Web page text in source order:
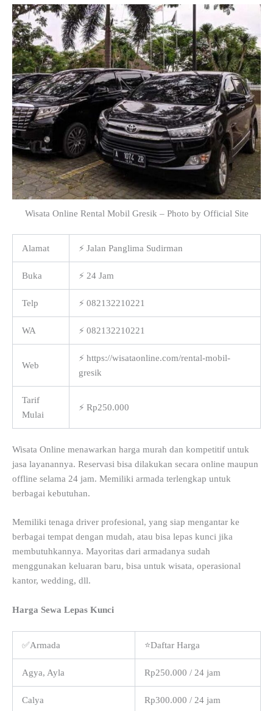
Wisata Online Rental Mobil Gresik – Photo by Official Site
Alamat ⚡ Jalan Panglima Sudirman
Buka ⚡ 24 Jam
Telp ⚡ 082132210221
WA ⚡ 082132210221
Web
⚡ https://wisataonline.com/rental-mobil-
gresik
Tarif
Mulai
⚡ Rp250.000
Wisata Online menawarkan harga murah dan kompetitif untuk
jasa layanannya. Reservasi bisa dilakukan secara online maupun
offline selama 24 jam. Memiliki armada terlengkap untuk
berbagai kebutuhan.
Memiliki tenaga driver profesional, yang siap mengantar ke
berbagai tempat dengan mudah, atau bisa lepas kunci jika
membutuhkannya. Mayoritas dari armadanya sudah
menggunakan keluaran baru, bisa untuk wisata, operasional
kantor, wedding, dll.
Harga Sewa Lepas Kunci
✅Armada ⭐Daftar Harga
Agya, Ayla Rp250.000 / 24 jam
Calya Rp300.000 / 24 jam